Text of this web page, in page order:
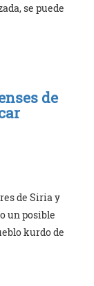
se puede
de
de Siria y
un posible
kurdo de